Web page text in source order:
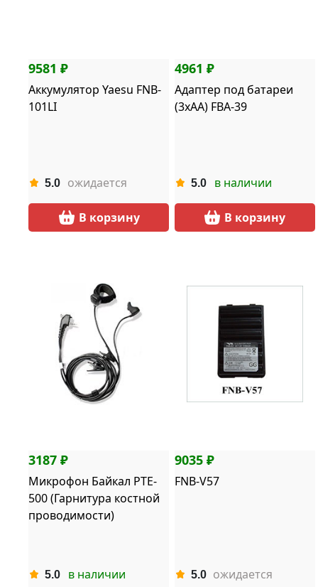
9581 ₽
Аккумулятор Yaesu FNB-
101LI
5.0 ожидается
В корзину
4961 ₽
Адаптер под батареи
(3хАА) FBA-39
5.0 в наличии
В корзину
3187 ₽
Микрофон Байкал PTE-
500 (Гарнитура костной
проводимости)
5.0 в наличии
9035 ₽
FNB-V57
5.0 ожидается